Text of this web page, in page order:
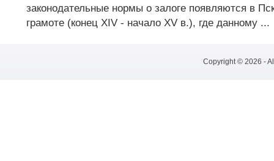
законодательные нормы о залоге появляются в
грамоте (конец XIV - начало XV в.), где данному ...
Copyright © 2026 -